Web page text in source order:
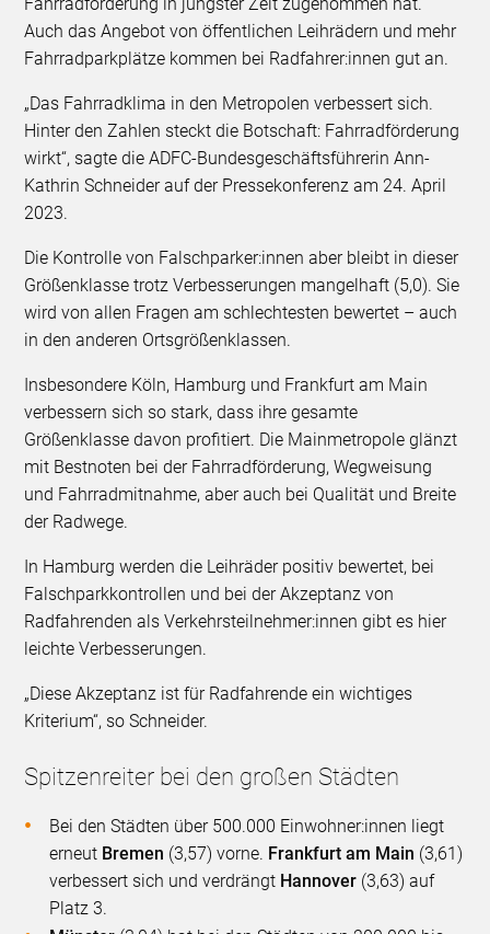
Fahrradförderung in jüngster Zeit zugenommen hat.
Auch das Angebot von öffentlichen Leihrädern und mehr
Fahrradparkplätze kommen bei Radfahrer:innen gut an.
„Das Fahrradklima in den Metropolen verbessert sich.
Hinter den Zahlen steckt die Botschaft: Fahrradförderung
wirkt“, sagte die ADFC-Bundesgeschäftsführerin Ann-
Kathrin Schneider auf der Pressekonferenz am 24. April
2023.
Die Kontrolle von Falschparker:innen aber bleibt in dieser
Größenklasse trotz Verbesserungen mangelhaft (5,0). Sie
wird von allen Fragen am schlechtesten bewertet – auch
in den anderen Ortsgrößenklassen.
Insbesondere Köln, Hamburg und Frankfurt am Main
verbessern sich so stark, dass ihre gesamte
Größenklasse davon profitiert. Die Mainmetropole glänzt
mit Bestnoten bei der Fahrradförderung, Wegweisung
und Fahrradmitnahme, aber auch bei Qualität und Breite
der Radwege.
In Hamburg werden die Leihräder positiv bewertet, bei
Falschparkkontrollen und bei der Akzeptanz von
Radfahrenden als Verkehrsteilnehmer:innen gibt es hier
leichte Verbesserungen.
„Diese Akzeptanz ist für Radfahrende ein wichtiges
Kriterium“, so Schneider.
Spitzenreiter bei den großen Städten
Bei den Städten über 500.000 Einwohner:innen liegt
erneut Bremen (3,57) vorne. Frankfurt am Main (3,61)
verbessert sich und verdrängt Hannover (3,63) auf
Platz 3.